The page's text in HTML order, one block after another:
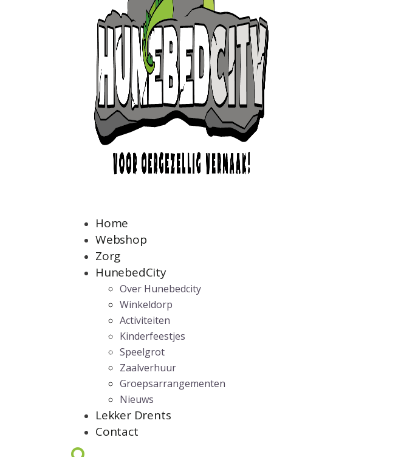
Home
Webshop
Zorg
HunebedCity
Over Hunebedcity
Winkeldorp
Activiteiten
Kinderfeestjes
Speelgrot
Zaalverhuur
Groepsarrangementen
Nieuws
Lekker Drents
Contact